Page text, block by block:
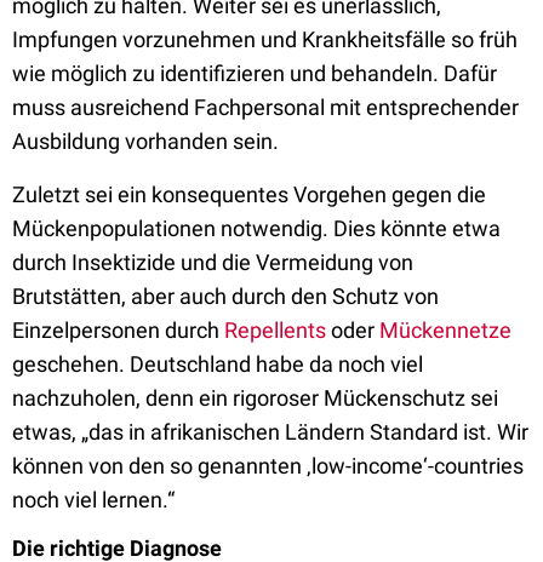
möglich zu halten. Weiter sei es unerlässlich,
Impfungen vorzunehmen und Krankheitsfälle so früh
wie möglich zu identifizieren und behandeln. Dafür
muss ausreichend Fachpersonal mit entsprechender
Ausbildung vorhanden sein.
Zuletzt sei ein konsequentes Vorgehen gegen die
Mückenpopulationen notwendig. Dies könnte etwa
durch Insektizide und die Vermeidung von
Brutstätten, aber auch durch den Schutz von
Einzelpersonen durch Repellentsoder Mückennetze
geschehen. Deutschland habe da noch viel
nachzuholen, denn ein rigoroser Mückenschutz sei
etwas, „das in afrikanischen Ländern Standard ist. Wir
können von den so genannten ‚low-income‘-countries
noch viel lernen.“
Die richtige Diagnose